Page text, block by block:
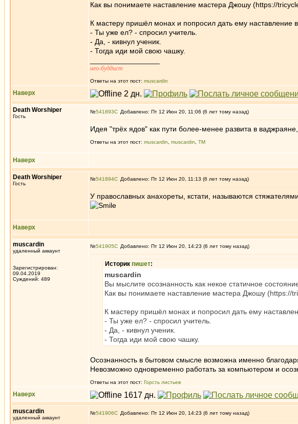
Как вы понимаете наставление мастера Джошу (https://
К мастеру пришёл монах и попросил дать ему наставление
- Ты уже ел? - спросил учитель.
- Да, - кивнул ученик.
- Тогда иди мой свою чашку.
нео-буддист
Ответы на этот пост: muscardin
Наверх
Death Worshiper
Гость
№541893 Добавлено: Пт 12 Июн 20, 11:06 (6 лет тому назад)
Идея "трёх ядов" как пути более-менее развита в
Ответы на этот пост: muscardin muscardin ТМ
Наверх
Death Worshiper
Гость
№541894 Добавлено: Пт 12 Июн 20, 11:13 (6 лет тому назад)
У православных анахореты, кстати, называются
Наверх
muscardin
удаленный аккаунт
Зарегистрирован:
09.04.2019
Суждений: 489
№541905 Добавлено: Пт 12 Июн 20, 14:23 (6 лет тому назад)
Историк пишет:
muscardin
Вы мыслите осознанность как некое статичное
Как вы понимаете наставление мастера Джошу (https://
К мастеру пришёл монах и попросил дать ему
- Ты уже ел? - спросил учитель.
- Да, - кивнул ученик.
- Тогда иди мой свою чашку.
Осознанность в бытовом смысле возможна именно
Невозможно одновременно работать за компьютером и
Ответы на этот пост: Горсть листьев
Наверх
muscardin
удаленный аккаунт
№541906 Добавлено: Пт 12 Июн 20, 14:23 (6 лет тому назад)